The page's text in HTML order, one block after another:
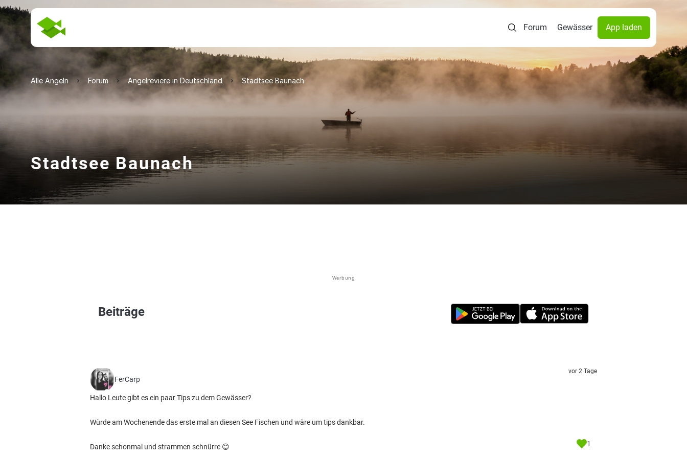
Forum Gewässer App laden
Alle Angeln Forum Angelreviere in Deutschland Stadtsee Baunach
Stadtsee Baunach
Werbung
Beiträge
FerCarp
Hallo Leute gibt es ein paar Tips zu dem Gewässer?
Würde am Wochenende das erste mal an diesen See Fischen und wäre um tips dankbar.
Danke schonmal und strammen schnürre 😊
vor 2 Tage
1